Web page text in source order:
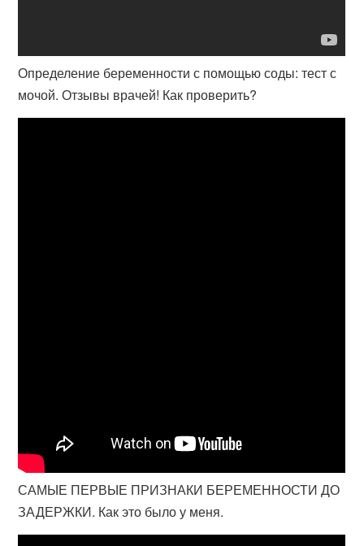
Определение беременности с помощью соды: тест с
мочой. Отзывы врачей! Как проверить?
САМЫЕ ПЕРВЫЕ ПРИЗНАКИ БЕРЕМЕННОСТИ ДО
ЗАДЕРЖКИ. Как это было у меня.